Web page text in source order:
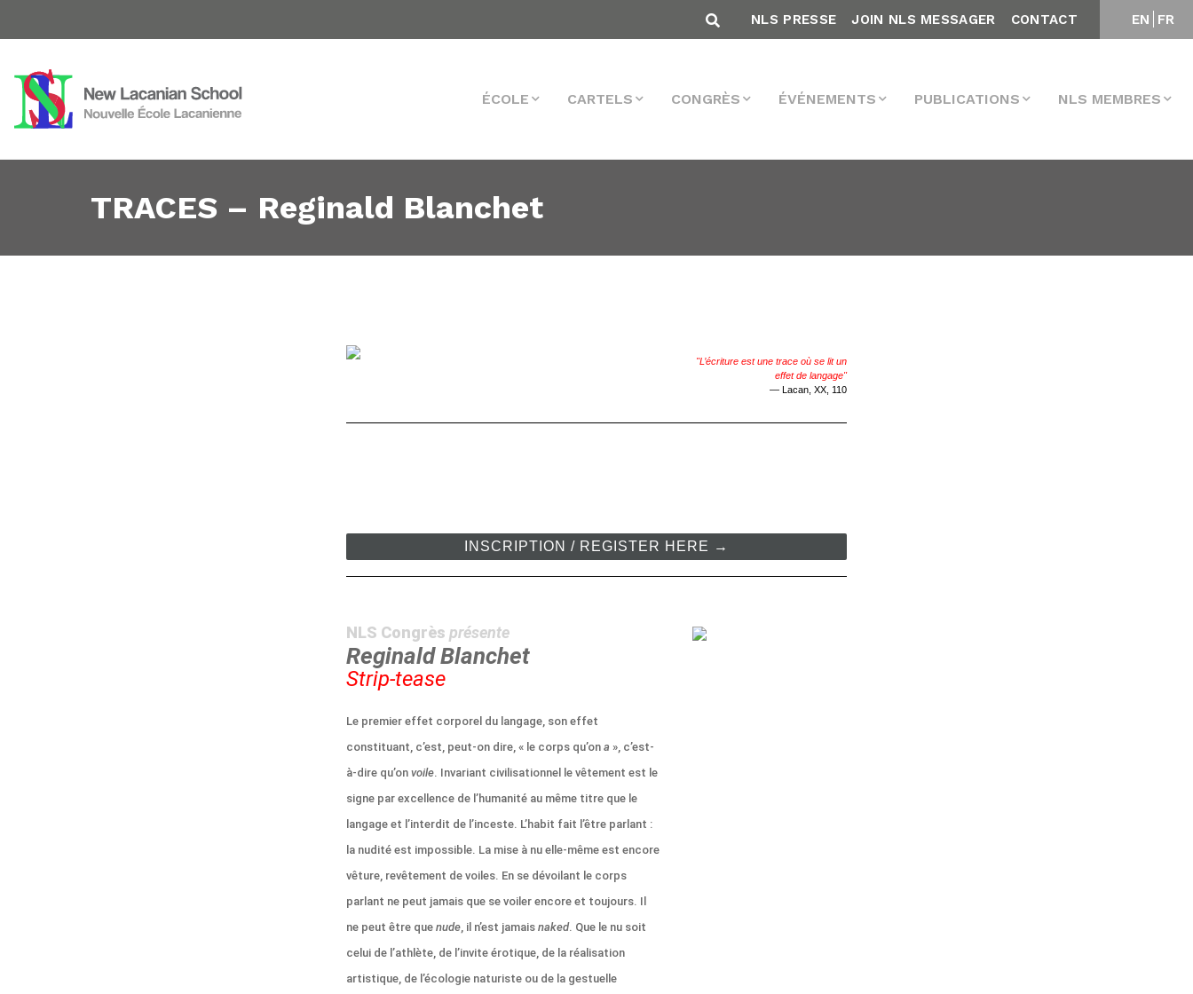
EN FR
NLS PRESSE JOIN NLS MESSAGER CONTACT
ÉCOLE CARTELS CONGRÈS ÉVÉNEMENTS PUBLICATIONS NLS MEMBRES
TRACES – Reginald Blanchet
"L’écriture est une trace où se lit un
effet de langage"
— Lacan, XX, 110
INSCRIPTION / REGISTER HERE →
NLS Congrès présente
Reginald Blanchet
Strip-tease
Le premier effet corporel du langage, son effet
constituant, c’est, peut-on dire, « le corps qu’on a », c’est-
à-dire qu’on voile. Invariant civilisationnel le vêtement est le
signe par excellence de l’humanité au même titre que le
langage et l’interdit de l’inceste. L’habit fait l’être parlant :
la nudité est impossible. La mise à nu elle-même est encore
vêture, revêtement de voiles. En se dévoilant le corps
parlant ne peut jamais que se voiler encore et toujours. Il
ne peut être que nude, il n’est jamais naked. Que le nu soit
celui de l’athlète, de l’invite érotique, de la réalisation
artistique, de l’écologie naturiste ou de la gestuelle